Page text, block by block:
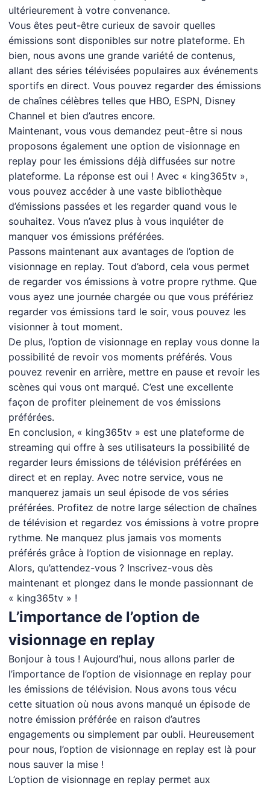
ultérieurement à votre convenance.
Vous êtes peut-être curieux de savoir quelles
émissions sont disponibles sur notre plateforme. Eh
bien, nous avons une grande variété de contenus,
allant des séries télévisées populaires aux événements
sportifs en direct. Vous pouvez regarder des émissions
de chaînes célèbres telles que HBO, ESPN, Disney
Channel et bien d’autres encore.
Maintenant, vous vous demandez peut-être si nous
proposons également une option de visionnage en
replay pour les émissions déjà diffusées sur notre
plateforme. La réponse est oui ! Avec « king365tv »,
vous pouvez accéder à une vaste bibliothèque
d’émissions passées et les regarder quand vous le
souhaitez. Vous n’avez plus à vous inquiéter de
manquer vos émissions préférées.
Passons maintenant aux avantages de l’option de
visionnage en replay. Tout d’abord, cela vous permet
de regarder vos émissions à votre propre rythme. Que
vous ayez une journée chargée ou que vous préfériez
regarder vos émissions tard le soir, vous pouvez les
visionner à tout moment.
De plus, l’option de visionnage en replay vous donne la
possibilité de revoir vos moments préférés. Vous
pouvez revenir en arrière, mettre en pause et revoir les
scènes qui vous ont marqué. C’est une excellente
façon de profiter pleinement de vos émissions
préférées.
En conclusion, « king365tv » est une plateforme de
streaming qui offre à ses utilisateurs la possibilité de
regarder leurs émissions de télévision préférées en
direct et en replay. Avec notre service, vous ne
manquerez jamais un seul épisode de vos séries
préférées. Profitez de notre large sélection de chaînes
de télévision et regardez vos émissions à votre propre
rythme. Ne manquez plus jamais vos moments
préférés grâce à l’option de visionnage en replay.
Alors, qu’attendez-vous ? Inscrivez-vous dès
maintenant et plongez dans le monde passionnant de
« king365tv » !
L’importance de l’option de
visionnage en replay
Bonjour à tous ! Aujourd’hui, nous allons parler de
l’importance de l’option de visionnage en replay pour
les émissions de télévision. Nous avons tous vécu
cette situation où nous avons manqué un épisode de
notre émission préférée en raison d’autres
engagements ou simplement par oubli. Heureusement
pour nous, l’option de visionnage en replay est là pour
nous sauver la mise !
L’option de visionnage en replay permet aux